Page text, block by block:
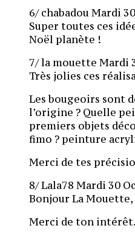
6/ chabadou Mardi
Super toutes ces
Noël planète !
7/ la mouette Mardi
Très jolies ces
Les bougeoirs sont
l’origine ? Quelle
premiers objets
fimo ? peinture
Merci de tes
8/ Lala78 Mardi 30
Bonjour La Mouette,
Merci de ton intérêt.